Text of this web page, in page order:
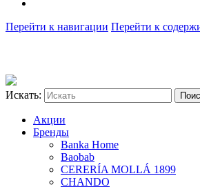
Перейти к навигации Перейти к
Искать:
Акции
Бренды
Banka Home
Baobab
CERERÍA MOLLÁ 1899
CHANDO